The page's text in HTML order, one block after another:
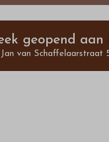
geopend aan
van Schaffelaarstraat